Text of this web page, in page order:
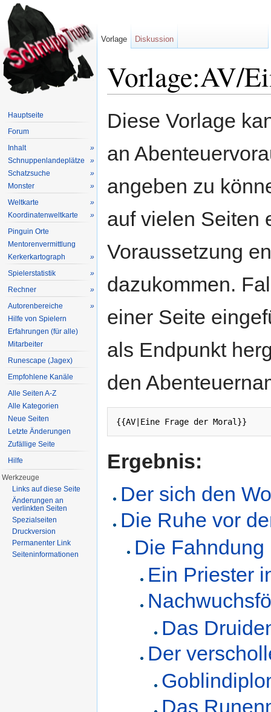
Vorlage:AV/
Diese Vorlage
an
angeben zu
auf vielen Seiten
Voraussetzung
dazukommen.
einer Seite
als Endpunkt
den
{{AV|Eine Frage der Moral}}
Ergebnis:
Der sich den
Die Ruhe vor
Die Fahndung
Ein Priester
Das
Der
Das
Vorlage Diskussion
Hauptseite
Forum
Inhalt
»
Schnuppenlandeplätze
»
Schatzsuche
»
Monster
»
Weltkarte
»
Koordinatenweltkarte
»
Pinguin Orte
Mentorenvermittlung
Kerkerkartograph
»
Spielerstatistik
»
Rechner
»
Autorenbereiche
»
Hilfe von Spielern
Erfahrungen (für alle)
Mitarbeiter
Runescape (Jagex)
Empfohlene Kanäle
Alle Seiten A-Z
Alle Kategorien
Neue Seiten
Letzte Änderungen
Zufällige Seite
Hilfe
Werkzeuge
Links auf diese Seite
Änderungen an
verlinkten Seiten
Spezialseiten
Druckversion
Permanenter Link
Seiteninformationen